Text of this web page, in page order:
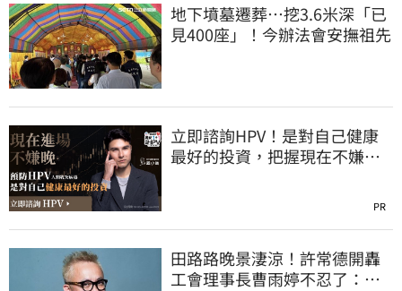
地下墳墓遷葬…挖3.6米深「已
見400座」！今辦法會安撫祖先
立即諮詢HPV！是對自己健康
最好的投資，把握現在不嫌
PR
田路路晚景淒涼！許常德開轟
工會理事長曹雨婷不忍了：別